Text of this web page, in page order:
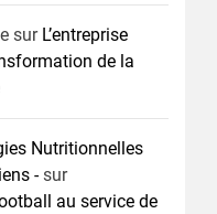
sur L’entreprise
de la
Nutritionnelles
-sur
au service de